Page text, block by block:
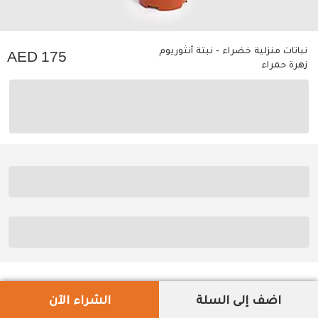
نباتات منزلية خضراء - نبتة أنثوريوم
زهرة حمراء
175
اضف إلى السلة الشراء الآن